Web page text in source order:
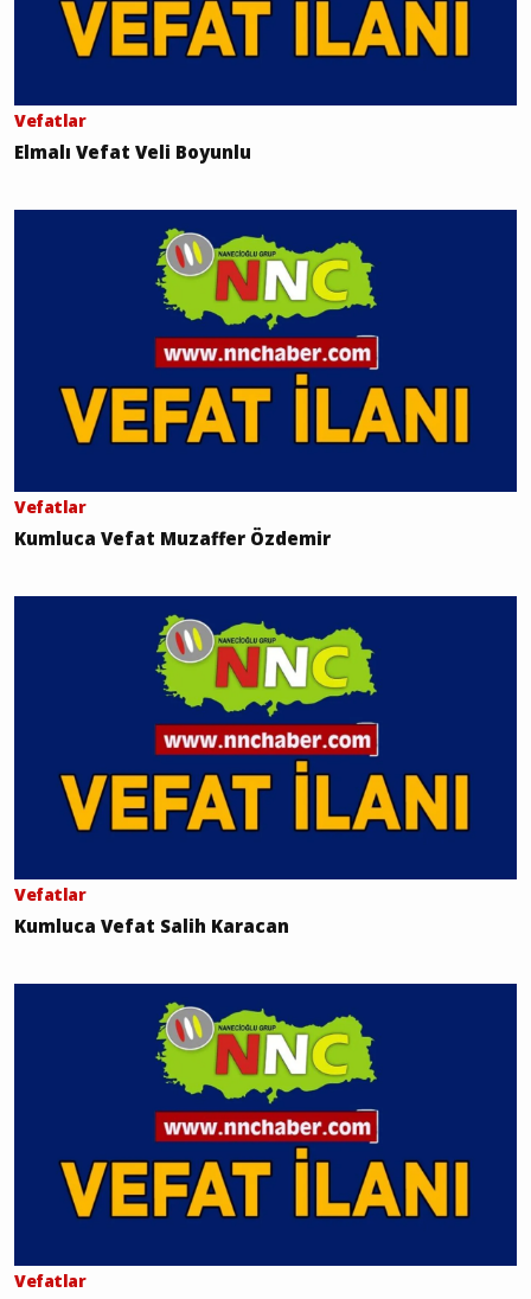
Vefatlar
Elmalı Vefat Veli Boyunlu
Vefatlar
Kumluca Vefat Muzaffer Özdemir
Vefatlar
Kumluca Vefat Salih Karacan
Vefatlar